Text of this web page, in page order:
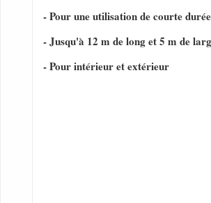
- Pour une utilisation de courte durée
- Jusqu'à 12 m de long et 5 m de
- Pour intérieur et extérieur